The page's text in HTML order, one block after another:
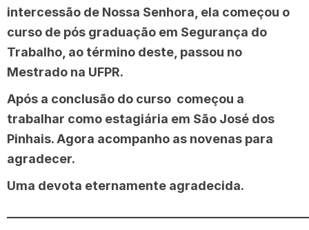
intercessão de Nossa Senhora, ela começou o
curso de pós graduação em Segurança do
Trabalho, ao término deste, passou no
Mestrado na UFPR.
Após a conclusão do curso começou a
trabalhar como estagiária em São José dos
Pinhais. Agora acompanho as novenas para
agradecer.
Uma devota eternamente agradecida.